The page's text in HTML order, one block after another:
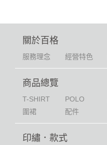
關於百格
服務理念 經營特色
商品總覽
T-SHIRT POLO
圍裙
配件
印繡．款式